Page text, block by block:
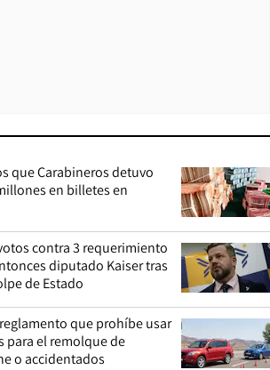
que Carabineros detuvo
en billetes en
contra 3 requerimiento
diputado Kaiser tras
de Estado
que prohíbe usar
para el remolque de
o accidentados